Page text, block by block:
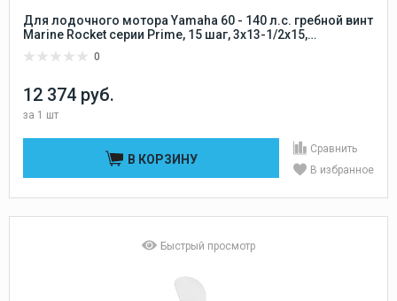
Для лодочного мотора Yamaha 60 - 140 л.с. гребной винт
Marine Rocket серии Prime, 15 шаг, 3x13-1/2x15,
0
12 374 руб.
за 1 шт
В КОРЗИНУ
Сравнить
В избранное
Быстрый просмотр